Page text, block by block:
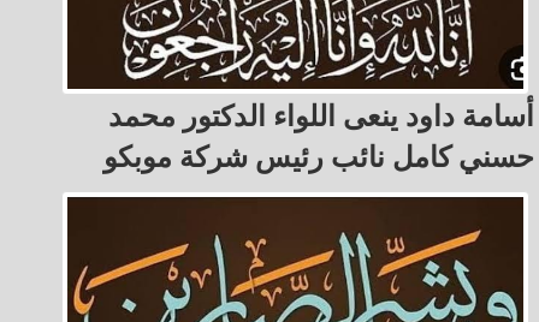
أسامة داود ينعى اللواء الدكتور محمد
حسني كامل نائب رئيس شركة موبكو